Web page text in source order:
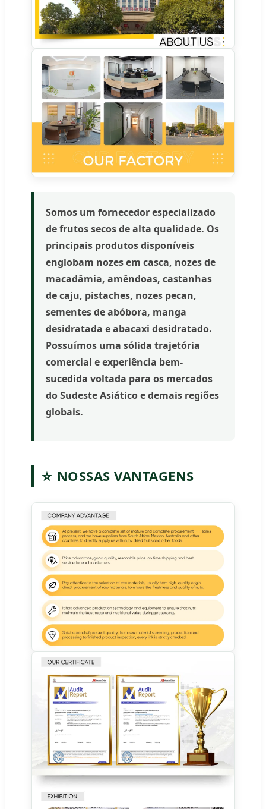
Somos um fornecedor especializado
de frutos secos de alta qualidade. Os
principais produtos disponíveis
englobam nozes em casca, nozes de
macadâmia, amêndoas, castanhas
de caju, pistaches, nozes pecan,
sementes de abóbora, manga
desidratada e abacaxi desidratado.
Possuímos uma sólida trajetória
comercial e experiência bem-
sucedida voltada para os mercados
do Sudeste Asiático e demais regiões
globais.
⭐ NOSSAS VANTAGENS